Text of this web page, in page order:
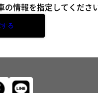
情報を指定してください
る